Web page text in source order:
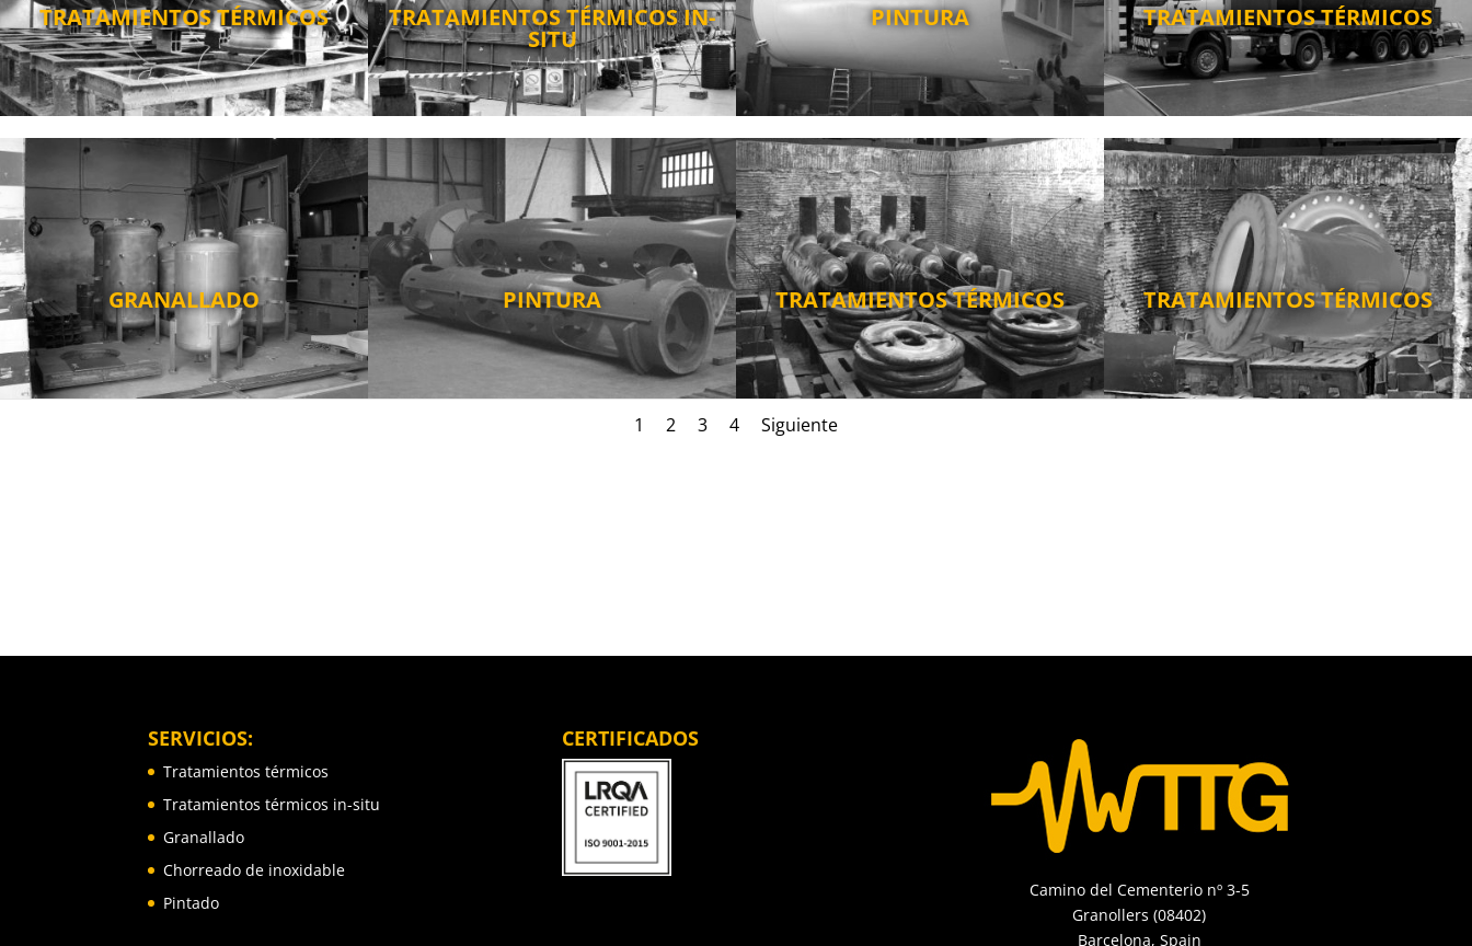
TRATAMIENTOS TÉRMICOS TRATAMIENTOS TÉRMICOS IN-
SITU
PINTURA TRATAMIENTOS TÉRMICOS
GRANALLADO PINTURA TRATAMIENTOS TÉRMICOS TRATAMIENTOS TÉRMICOS
1 2 3 4 Siguiente
SERVICIOS:
Tratamientos térmicos
Tratamientos térmicos in-situ
Granallado
Chorreado de inoxidable
Pintado
CERTIFICADOS
Camino del Cementerio nº 3-5
Granollers (08402)
Barcelona, Spain